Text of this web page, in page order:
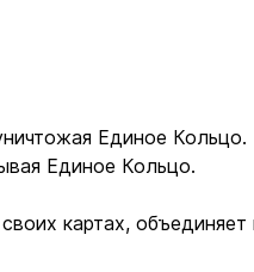
Единое Кольцо.
Единое Кольцо.
картах,